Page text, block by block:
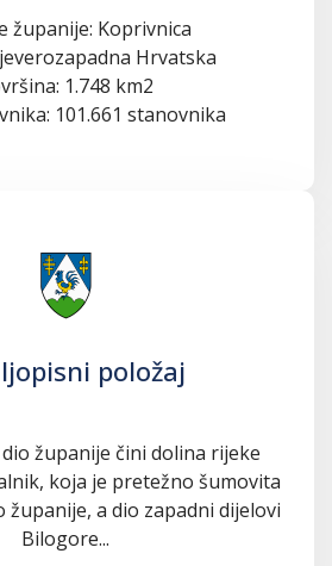
županije: Koprivnica
Hrvatska
1.748 km2
101.661 stanovnika
položaj
županije čini dolina rijeke
koja je pretežno šumovita
županije, a dio zapadni dijelovi
Bilogore...